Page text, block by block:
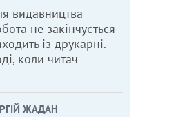
видавництва
не закінчується
із друкарні.
коли читач
ЖАДАН